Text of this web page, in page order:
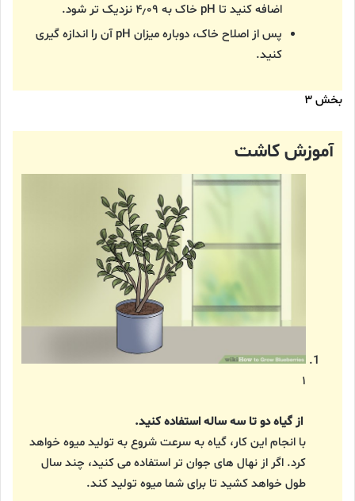
اضافه کنید تا pH خاک به ۴٫۰۹ نزدیک تر شود.
پس از اصلاح خاک، دوباره میزان pH آن را اندازه گیری
کنید.
بخش ۳
آموزش کاشت
۱
از گیاه دو تا سه ساله استفاده کنید.
با انجام این کار، گیاه به سرعت شروع به تولید میوه خواهد
کرد. اگر از نهال های جوان تر استفاده می کنید، چند سال
طول خواهد کشید تا برای شما میوه تولید کند.